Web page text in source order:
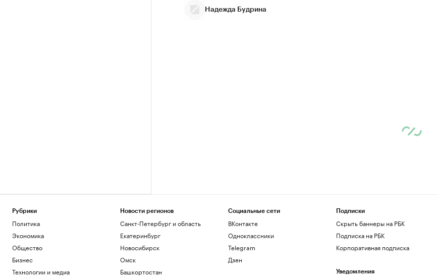
Надежда Будрина
Рубрики
Политика
Экономика
Общество
Бизнес
Технологии и медиа
Новости регионов
Санкт-Петербург и область
Екатеринбург
Новосибирск
Омск
Башкортостан
Социальные сети
ВКонтакте
Одноклассники
Telegram
Дзен
Подписки
Скрыть баннеры на РБК
Подписка на РБК
Корпоративная подписка
Уведомления